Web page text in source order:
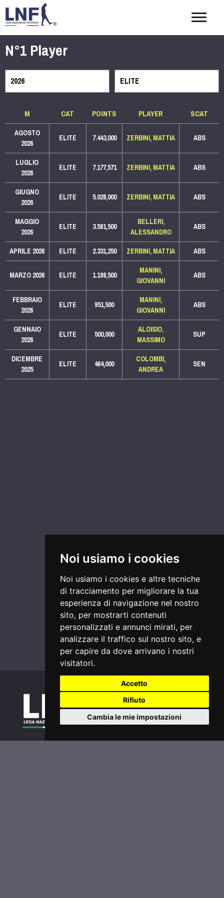
Noi usiamo i cookies
Noi usiamo i cookies e altre tecniche
di tracciamento per migliorare la tua
esperienza di navigazione nel nostro
sito, per mostrarti contenuti
personalizzati e annunci mirati, per
analizzare il traffico sul nostro sito, e
per capire da dove arrivano i nostri
visitatori.
Accetto
Rifiuto
Cambia le mie impostazioni
N°1 Player
M CAT POINTS PLAYER SCAT
AGOSTO
2026
ELITE 7.443,000 ZERBINI, MATTIA
ABS
LUGLIO
2026
ELITE 7.177,571 ZERBINI, MATTIA
ABS
GIUGNO
2026
ELITE 5.028,000 ZERBINI, MATTIA
ABS
MAGGIO
2026
ELITE 3.581,500
BELLERI,
ALESSANDRO
ABS
APRILE 2026
ELITE 2.331,250 ZERBINI, MATTIA
ABS
MARZO 2026
ELITE 1.198,500
MANINI,
GIOVANNI
ABS
FEBBRAIO
2026
ELITE 951,500
MANINI,
GIOVANNI
ABS
GENNAIO
2026
ELITE 500,000
ALOISIO,
MASSIMO
SUP
DICEMBRE
2025
ELITE 464,000
COLOMBI,
ANDREA
SEN